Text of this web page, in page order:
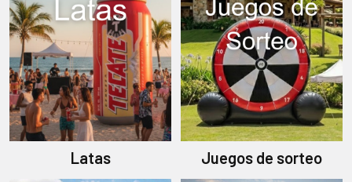
Latas Juegos de sorteo